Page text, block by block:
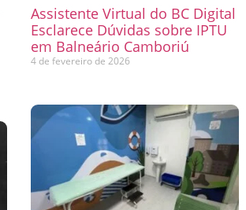
Assistente Virtual do BC Digital
Esclarece Dúvidas sobre IPTU
em Balneário Camboriú
4 de fevereiro de 2026